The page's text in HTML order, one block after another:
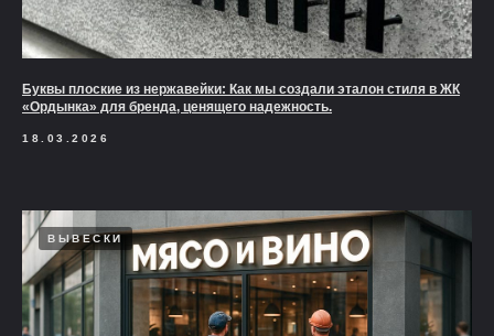
Буквы плоские из нержавейки: Как мы создали эталон стиля в ЖК
«Ордынка» для бренда, ценящего надежность.
18.03.2026
ВЫВЕСКИ